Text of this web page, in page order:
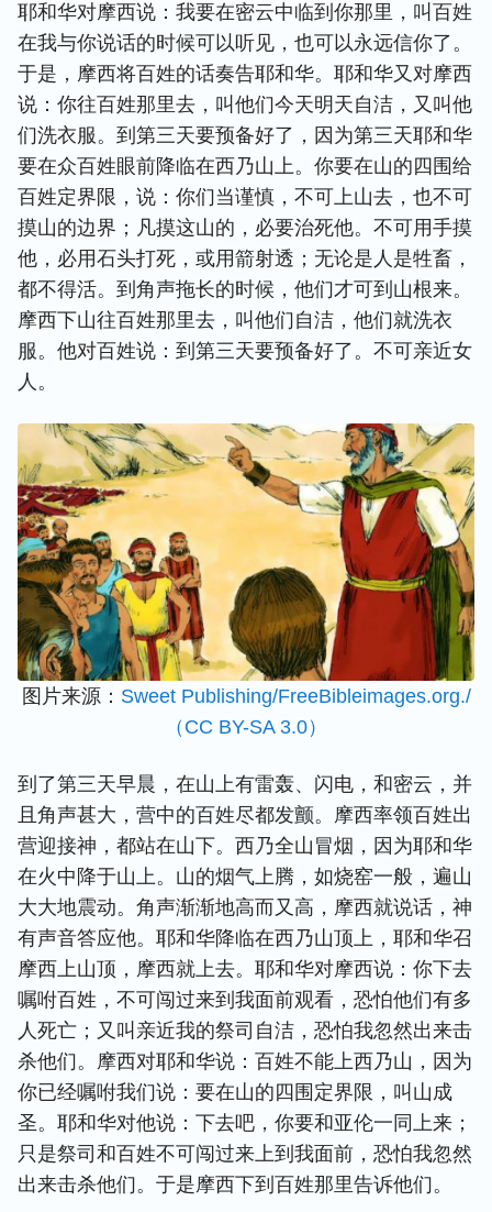
耶和华对摩西说：我要在密云中临到你那里，叫百姓
在我与你说话的时候可以听见，也可以永远信你了。
于是，摩西将百姓的话奏告耶和华。耶和华又对摩西
说：你往百姓那里去，叫他们今天明天自洁，又叫他
们洗衣服。到第三天要预备好了，因为第三天耶和华
要在众百姓眼前降临在西乃山上。你要在山的四围给
百姓定界限，说：你们当谨慎，不可上山去，也不可
摸山的边界；凡摸这山的，必要治死他。不可用手摸
他，必用石头打死，或用箭射透；无论是人是牲畜，
都不得活。到角声拖长的时候，他们才可到山根来。
摩西下山往百姓那里去，叫他们自洁，他们就洗衣
服。他对百姓说：到第三天要预备好了。不可亲近女
人。
图片来源： Sweet Publishing/FreeBibleimages.org./
（CC BY-SA 3.0）
到了第三天早晨，在山上有雷轰、闪电，和密云，并
且角声甚大，营中的百姓尽都发颤。摩西率领百姓出
营迎接神，都站在山下。西乃全山冒烟，因为耶和华
在火中降于山上。山的烟气上腾，如烧窑一般，遍山
大大地震动。角声渐渐地高而又高，摩西就说话，神
有声音答应他。耶和华降临在西乃山顶上，耶和华召
摩西上山顶，摩西就上去。耶和华对摩西说：你下去
嘱咐百姓，不可闯过来到我面前观看，恐怕他们有多
人死亡；又叫亲近我的祭司自洁，恐怕我忽然出来击
杀他们。摩西对耶和华说：百姓不能上西乃山，因为
你已经嘱咐我们说：要在山的四围定界限，叫山成
圣。耶和华对他说：下去吧，你要和亚伦一同上来；
只是祭司和百姓不可闯过来上到我面前，恐怕我忽然
出来击杀他们。于是摩西下到百姓那里告诉他们。